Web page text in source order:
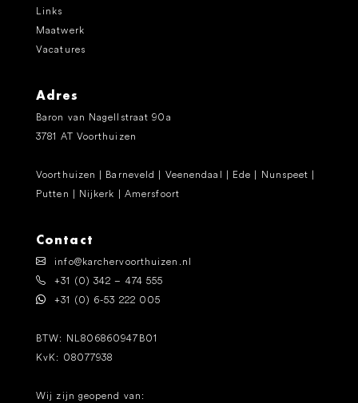
Links
Maatwerk
Vacatures
Adres
Baron van Nagellstraat 90a
3781 AT Voorthuizen
Voorthuizen | Barneveld | Veenendaal | Ede | Nunspeet |
Putten | Nijkerk | Amersfoort
Contact
info@karchervoorthuizen.nl
+31 (0) 342 – 474 555
+31 (0) 6-53 222 005
BTW: NL806860947B01
KvK: 08077938
Wij zijn geopend van: